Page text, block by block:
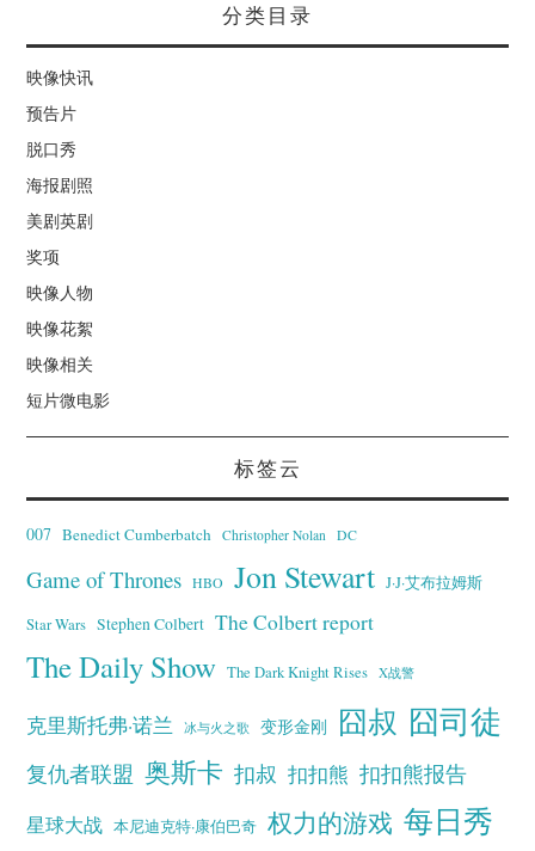
分类目录
映像快讯
预告片
脱口秀
海报剧照
美剧英剧
奖项
映像人物
映像花絮
映像相关
短片微电影
标签云
007 Benedict Cumberbatch Christopher Nolan DC
Game of Thrones HBO Jon Stewart J·J·艾布拉姆斯
Star Wars Stephen Colbert The Colbert report
The Daily Show The Dark Knight Rises X战警
克里斯托弗·诺兰 冰与火之歌 变形金刚 囧叔 囧司徒
复仇者联盟 奥斯卡 扣叔 扣扣熊 扣扣熊报告
星球大战 本尼迪克特·康伯巴奇 权力的游戏 每日秀